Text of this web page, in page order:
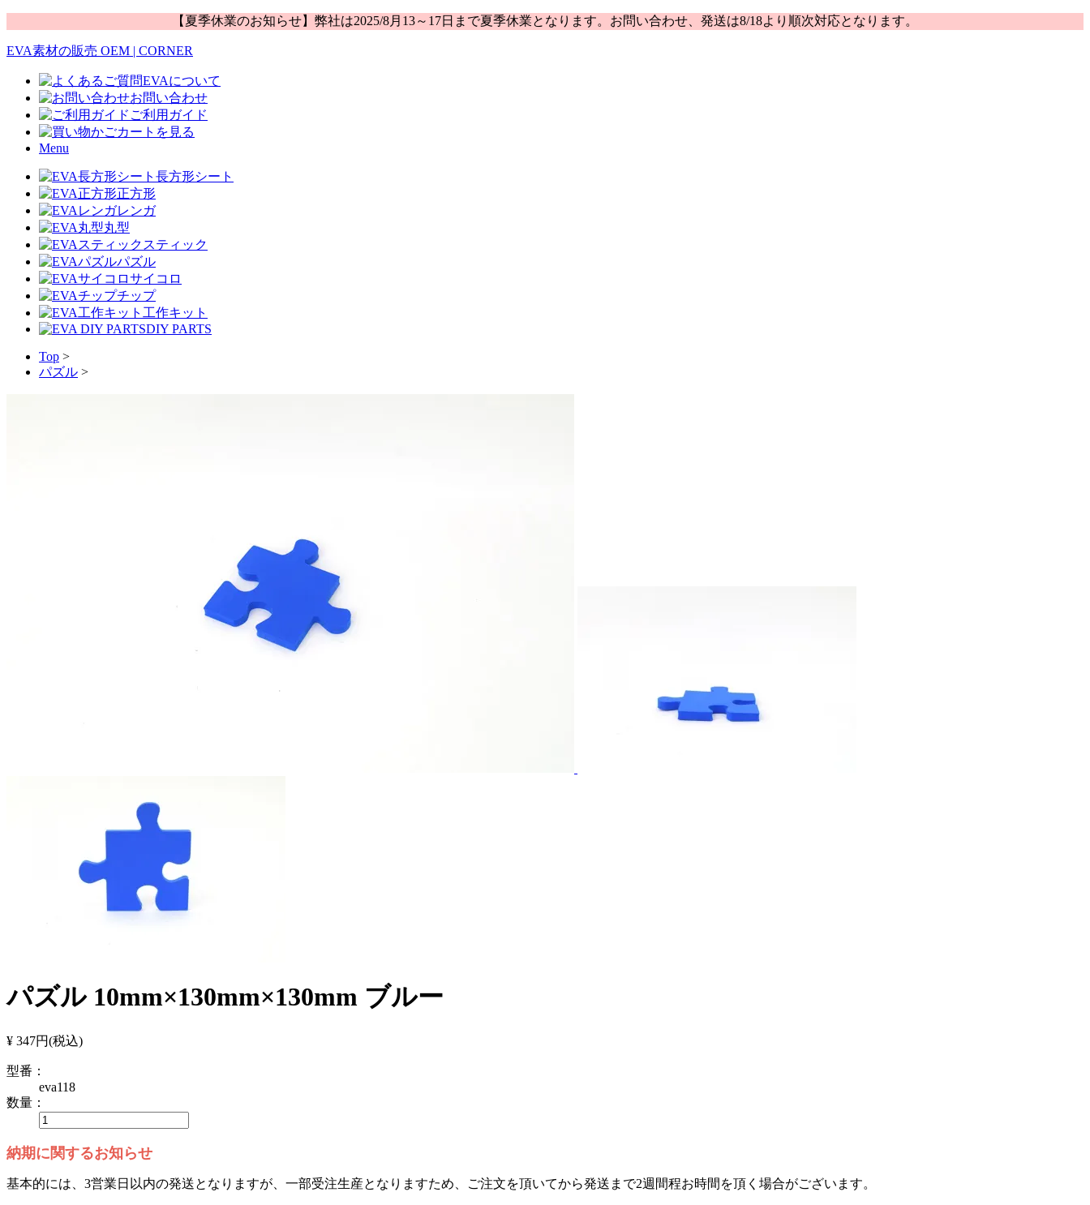
【夏季休業のお知らせ】弊社は2025/8月13～17日まで夏季休業となります。お問い合わせ、発送は8/18より順次対応となります。
EVA素材の販売 OEM | CORNER
EVAについて
お問い合わせ
ご利用ガイド
カートを見る
Menu
長方形シート
正方形
レンガ
丸型
スティック
パズル
サイコロ
チップ
工作キット
DIY PARTS
Top >
パズル >
パズル 10mm×130mm×130mm ブルー
¥ 347円(税込)
型番：
eva118
数量：
納期に関するお知らせ
基本的には、3営業日以内の発送となりますが、一部受注生産となりますため、ご注文を頂いてから発送まで2週間程お時間を頂く場合がございます。